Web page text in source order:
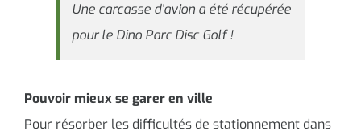
Une carcasse d’avion a été récupérée
pour le Dino Parc Disc Golf !
Pouvoir mieux se garer en ville
Pour résorber les difficultés de stationnement dans